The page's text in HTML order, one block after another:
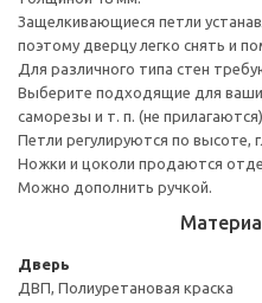
Защелкивающиеся петли
поэтому дверцу легко снять и
Для различного типа стен
Выберите подходящие для
саморезы и т. п. (не прилагаются).
Петли регулируются по высоте,
Ножки и цоколи продаются
Можно дополнить ручкой.
Дверь
ДВП, Полиуретановая краска